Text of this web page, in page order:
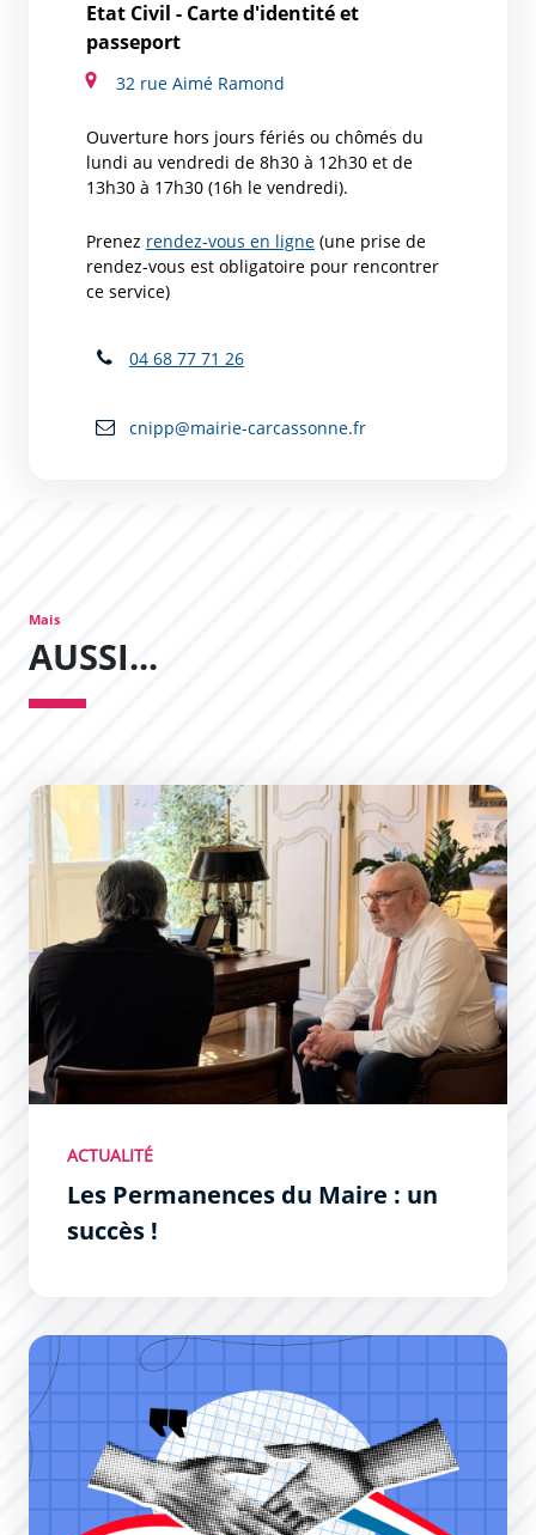
Etat Civil - Carte d'identité et
passeport
32 rue Aimé Ramond
Ouverture hors jours fériés ou chômés du
lundi au vendredi de 8h30 à 12h30 et de
13h30 à 17h30 (16h le vendredi).
Prenez rendez-vous en ligne (une prise de
rendez-vous est obligatoire pour rencontrer
ce service)
04 68 77 71 26
cnipp@mairie-carcassonne.fr
Mais
AUSSI...
Les Permanences du Maire : un succès !
ACTUALITÉ
Les Permanences du Maire : un
succès !
Permanences du Maire